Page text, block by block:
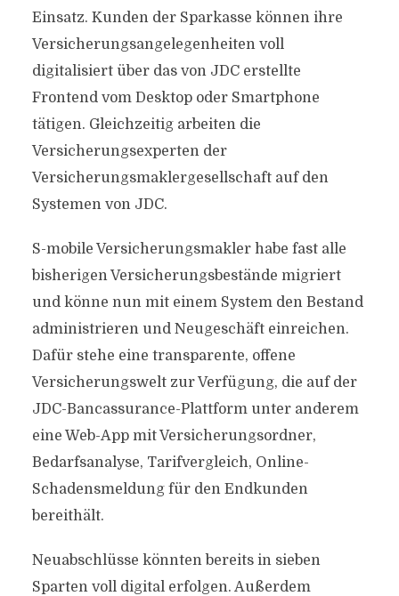
Einsatz. Kunden der Sparkasse können ihre
Versicherungsangelegenheiten voll
digitalisiert über das von JDC erstellte
Frontend vom Desktop oder Smartphone
tätigen. Gleichzeitig arbeiten die
Versicherungsexperten der
Versicherungsmaklergesellschaft auf den
Systemen von JDC.
S-mobile Versicherungsmakler habe fast alle
bisherigen Versicherungsbestände migriert
und könne nun mit einem System den Bestand
administrieren und Neugeschäft einreichen.
Dafür stehe eine transparente, offene
Versicherungswelt zur Verfügung, die auf der
JDC-Bancassurance-Plattform unter anderem
eine Web-App mit Versicherungsordner,
Bedarfsanalyse, Tarifvergleich, Online-
Schadensmeldung für den Endkunden
bereithält.
Neuabschlüsse könnten bereits in sieben
Sparten voll digital erfolgen. Außerdem